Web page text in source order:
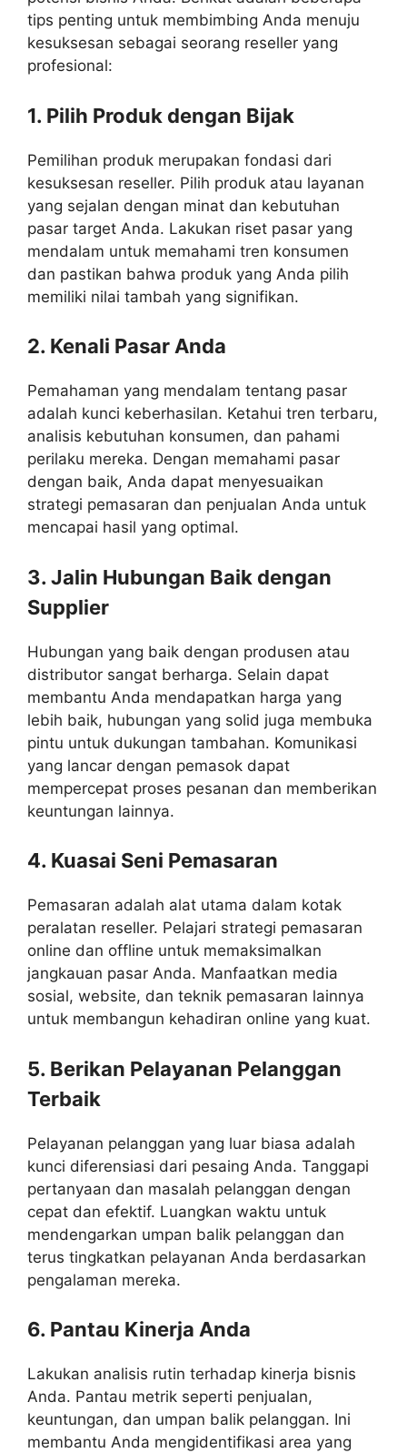
tips penting untuk membimbing Anda menuju
kesuksesan sebagai seorang reseller yang
profesional:
1. Pilih Produk dengan Bijak
Pemilihan produk merupakan fondasi dari
kesuksesan reseller. Pilih produk atau layanan
yang sejalan dengan minat dan kebutuhan
pasar target Anda. Lakukan riset pasar yang
mendalam untuk memahami tren konsumen
dan pastikan bahwa produk yang Anda pilih
memiliki nilai tambah yang signifikan.
2. Kenali Pasar Anda
Pemahaman yang mendalam tentang pasar
adalah kunci keberhasilan. Ketahui tren terbaru,
analisis kebutuhan konsumen, dan pahami
perilaku mereka. Dengan memahami pasar
dengan baik, Anda dapat menyesuaikan
strategi pemasaran dan penjualan Anda untuk
mencapai hasil yang optimal.
3. Jalin Hubungan Baik dengan
Supplier
Hubungan yang baik dengan produsen atau
distributor sangat berharga. Selain dapat
membantu Anda mendapatkan harga yang
lebih baik, hubungan yang solid juga membuka
pintu untuk dukungan tambahan. Komunikasi
yang lancar dengan pemasok dapat
mempercepat proses pesanan dan memberikan
keuntungan lainnya.
4. Kuasai Seni Pemasaran
Pemasaran adalah alat utama dalam kotak
peralatan reseller. Pelajari strategi pemasaran
online dan offline untuk memaksimalkan
jangkauan pasar Anda. Manfaatkan media
sosial, website, dan teknik pemasaran lainnya
untuk membangun kehadiran online yang kuat.
5. Berikan Pelayanan Pelanggan
Terbaik
Pelayanan pelanggan yang luar biasa adalah
kunci diferensiasi dari pesaing Anda. Tanggapi
pertanyaan dan masalah pelanggan dengan
cepat dan efektif. Luangkan waktu untuk
mendengarkan umpan balik pelanggan dan
terus tingkatkan pelayanan Anda berdasarkan
pengalaman mereka.
6. Pantau Kinerja Anda
Lakukan analisis rutin terhadap kinerja bisnis
Anda. Pantau metrik seperti penjualan,
keuntungan, dan umpan balik pelanggan. Ini
membantu Anda mengidentifikasi area yang